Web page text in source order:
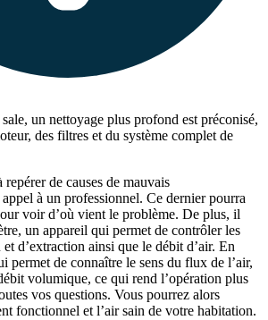
un nettoyage plus profond est préconisé,
des filtres et du système complet de
repérer de causes de mauvais
à un professionnel. Ce dernier pourra
voir d’où vient le problème. De plus, il
un appareil qui permet de contrôler les
d’extraction ainsi que le débit d’air. En
permet de connaître le sens du flux de l’air,
volumique, ce qui rend l’opération plus
vos questions. Vous pourrez alors
fonctionnel et l’air sain de votre habitation.